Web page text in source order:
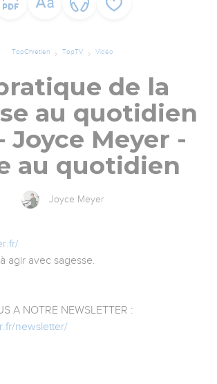
TopChrétien TopTV Vidéo
de la
au quotidien
Joyce Meyer -
au quotidien
Joyce Meyer
agir avec sagesse.
A NOTRE NEWSLETTER :
newsletter/